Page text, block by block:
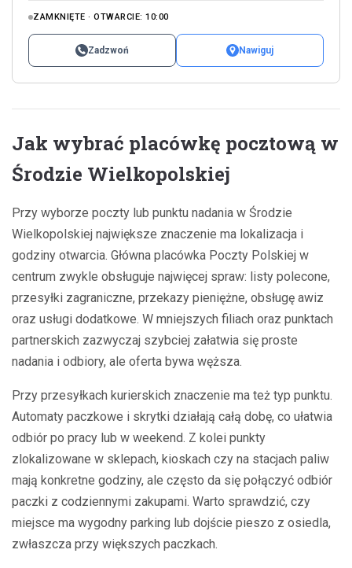
ZAMKNIĘTE · OTWARCIE: 10:00
Zadzwoń Nawiguj
Jak wybrać placówkę pocztową w
Środzie Wielkopolskiej
Przy wyborze poczty lub punktu nadania w Środzie
Wielkopolskiej największe znaczenie ma lokalizacja i
godziny otwarcia. Główna placówka Poczty Polskiej w
centrum zwykle obsługuje najwięcej spraw: listy polecone,
przesyłki zagraniczne, przekazy pieniężne, obsługę awiz
oraz usługi dodatkowe. W mniejszych filiach oraz punktach
partnerskich zazwyczaj szybciej załatwia się proste
nadania i odbiory, ale oferta bywa węższa.
Przy przesyłkach kurierskich znaczenie ma też typ punktu.
Automaty paczkowe i skrytki działają całą dobę, co ułatwia
odbiór po pracy lub w weekend. Z kolei punkty
zlokalizowane w sklepach, kioskach czy na stacjach paliw
mają konkretne godziny, ale często da się połączyć odbiór
paczki z codziennymi zakupami. Warto sprawdzić, czy
miejsce ma wygodny parking lub dojście pieszo z osiedla,
zwłaszcza przy większych paczkach.